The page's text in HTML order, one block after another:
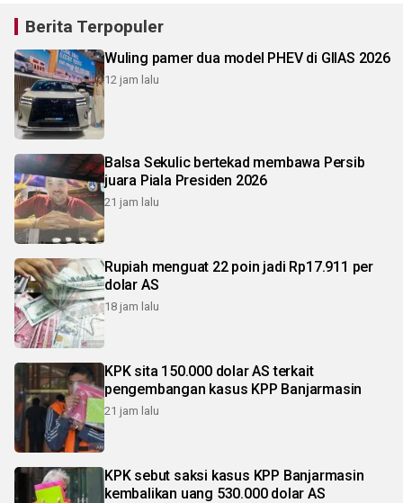
Berita Terpopuler
Wuling pamer dua model PHEV di GIIAS 2026
12 jam lalu
Balsa Sekulic bertekad membawa Persib
juara Piala Presiden 2026
21 jam lalu
Rupiah menguat 22 poin jadi Rp17.911 per
dolar AS
18 jam lalu
KPK sita 150.000 dolar AS terkait
pengembangan kasus KPP Banjarmasin
21 jam lalu
KPK sebut saksi kasus KPP Banjarmasin
kembalikan uang 530.000 dolar AS